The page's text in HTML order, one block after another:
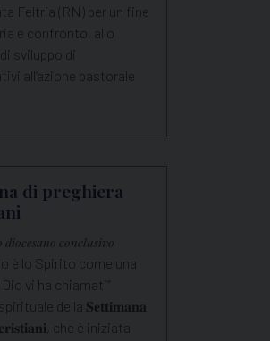
Feltria (RN) per un fine
e confronto, allo
sviluppo di
all’azione pastorale
di preghiera
diocesano conclusivo
è lo Spirito come una
vi ha chiamati”
della 𝐒𝐞𝐭𝐭𝐢𝐦𝐚𝐧𝐚
che è iniziata